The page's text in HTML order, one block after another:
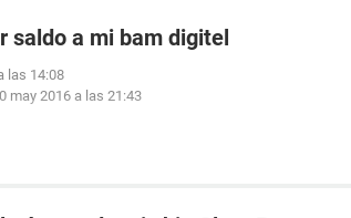
saldo a mi bam digitel
las 14:08
may 2016 a las 21:43